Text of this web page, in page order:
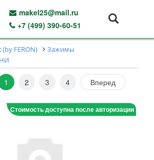
makel25@mail.ru
+7 (499) 390-60-51
(by FERON)
Зажимы
1 2 3 4 Вперед
Стоимость доступна после авторизации